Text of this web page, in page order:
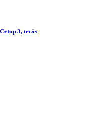
3, teräs